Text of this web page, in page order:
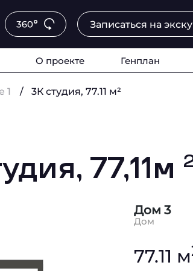
Записаться на
О проекте Генплан
1 3К студия, 77.11 м²
77,11м
Дом 3
Дом
77.11 м